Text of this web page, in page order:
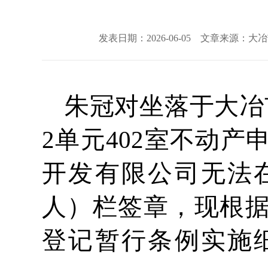
发表日期：2026-06-05 文章来源：大
朱冠对坐落于大
2单元402室不动产
开发有限公司无法
人）栏签章，现根
登记暂行条例实施